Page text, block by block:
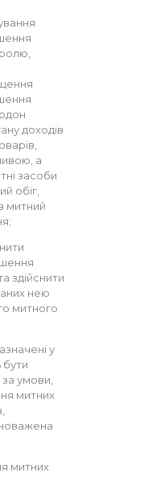
доходів
а
засоби
обіг,
митний
здійснити
нею
митного
у
бути
умови,
митних
митних